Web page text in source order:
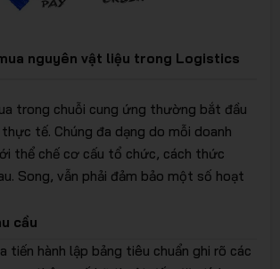
nguyên vật liệu trong Logistics
trong chuỗi cung ứng thường bắt đầu
tế. Chúng đa dạng do mỗi doanh
thể chế cơ cấu tổ chức, cách thức
Song, vẫn phải đảm bảo một số hoạt
cầu
tiến hành lập bảng tiêu chuẩn ghi rõ các